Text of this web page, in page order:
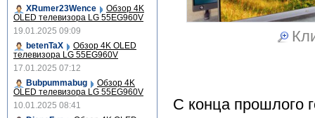
С конца прошлого
XRumer23Wence
Обзор 4K
OLED телевизора LG 55EG960V
19.01.2025 09:09
betenTaX
Обзор 4K OLED
телевизора LG 55EG960V
17.01.2025 07:12
Bubpummabug
Обзор 4K
OLED телевизора LG 55EG960V
10.01.2025 08:41